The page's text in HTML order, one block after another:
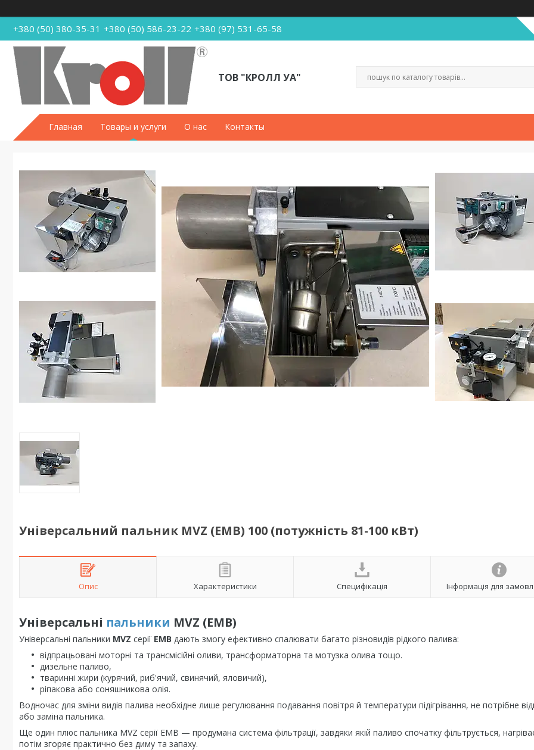
+380 (50) 380-35-31 +380 (50) 586-23-22 +380 (97) 531-65-58
ТОВ "КРОЛЛ УА"
Главная Товары и услуги О нас Контакты
Універсальний пальник MVZ (EMB) 100 (потужність 81-100 кВт)
Опис Характеристики Специфікація Інформація для
Універсальні пальники MVZ (EMB)
Універсальні пальники MVZ серії EMB дають змогу ефективно спалювати багато різновидів рідкого палива:
відпрацьовані моторні та трансмісійні оливи, трансформаторна та мотузка олива тощо.
дизельне паливо,
тваринні жири (курячий, риб'ячий, свинячий, яловичий),
ріпакова або соняшникова олія.
Водночас для зміни видів палива необхідне лише регулювання подавання повітря й температури підігрівання, не потрібне
або заміна пальника.
Ще один плюс пальника MVZ серії EMB — продумана система фільтрації, завдяки якій паливо спочатку фільтрується,
потім згоряє практично без диму та запаху.